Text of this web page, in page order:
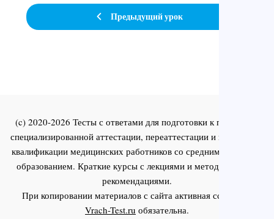
Предыдущий урок
(c) 2020-2026 Тесты с ответами для подготовки к первичной
специализированной аттестации, переаттестации и повышения
квалификации медицинских работников со средним и высшим
образованием. Краткие курсы с лекциями и методическими
рекомендациями.
При копировании материалов с сайта активная ссылка на
Vrach-Test.ru обязательна.